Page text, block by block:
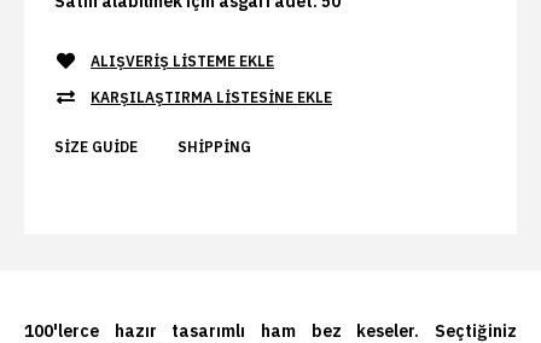
ALIŞVERIŞ LISTEME EKLE
KARŞILAŞTIRMA LISTESINE EKLE
SIZE GUIDE SHIPPING
100'lerce hazır tasarımlı ham bez keseler. Seçtiğiniz